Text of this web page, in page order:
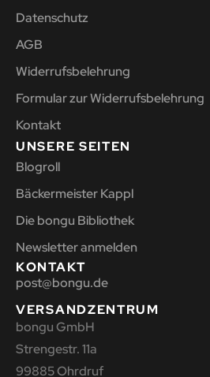
Datenschutz
AGB
Widerrufsbelehrung
Formular zur Widerrufsbelehrung
Kontakt
UNSERE SEITEN
Blogroll
Bäckermeister Kappl
Die bongu Bibliothek
Newsletter anmelden
KONTAKT
post@bongu.de
VERSANDZENTRUM
bongu GmbH
Strengestr. 11a
99885 Ohrdruf